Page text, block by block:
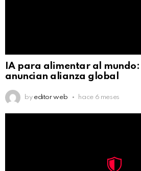
IA para alimentar al mundo:
anuncian alianza global
by editor web hace 6 meses